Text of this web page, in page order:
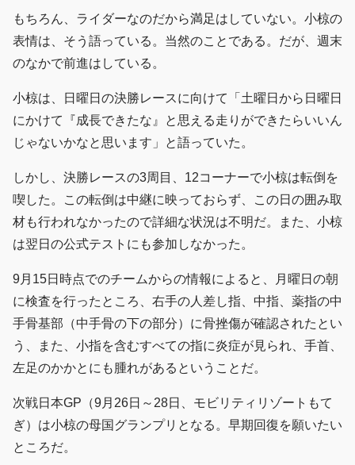
もちろん、ライダーなのだから満足はしていない。小椋の
表情は、そう語っている。当然のことである。だが、週末
のなかで前進はしている。
小椋は、日曜日の決勝レースに向けて「土曜日から日曜日
にかけて『成長できたな』と思える走りができたらいいん
じゃないかなと思います」と語っていた。
しかし、決勝レースの3周目、12コーナーで小椋は転倒を
喫した。この転倒は中継に映っておらず、この日の囲み取
材も行われなかったので詳細な状況は不明だ。また、小椋
は翌日の公式テストにも参加しなかった。
9月15日時点でのチームからの情報によると、月曜日の朝
に検査を行ったところ、右手の人差し指、中指、薬指の中
手骨基部（中手骨の下の部分）に骨挫傷が確認されたとい
う、また、小指を含むすべての指に炎症が見られ、手首、
左足のかかとにも腫れがあるということだ。
次戦日本GP（9月26日～28日、モビリティリゾートもて
ぎ）は小椋の母国グランプリとなる。早期回復を願いたい
ところだ。